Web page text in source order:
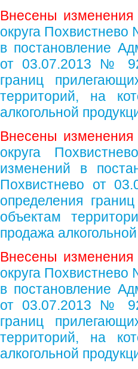
Внесены изменения
округа
в постановление
от 03.07.2013 №
границ
территорий, на
алкогольной
Внесены изменения
округа
изменений в
Похвистнево от
определения
объектам
продажа
Внесены изменения
округа
в постановление
от 03.07.2013 №
границ
территорий, на
алкогольной